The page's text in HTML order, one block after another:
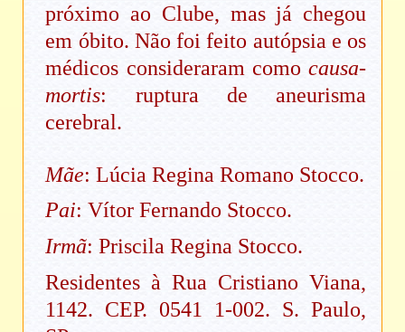
próximo ao Clube, mas já chegou
em óbito. Não foi feito autópsia e os
médicos consideraram comocausa-
mortis: ruptura de aneurisma
cerebral.
Mãe: Lúcia Regina Romano Stocco.
Pai: Vítor Fernando Stocco.
Irmã: Priscila Regina Stocco.
Residentes à Rua Cristiano Viana,
1142. CEP. 0541 1-002. S. Paulo,